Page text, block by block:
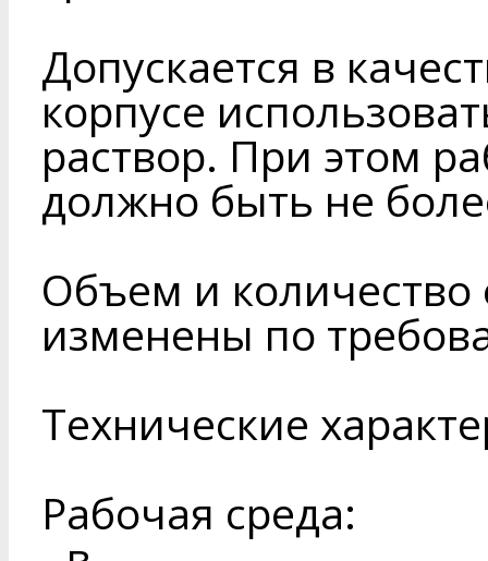
Допускается в
корпусе
раствор. При этом
должно быть не
Объем и количество
изменены по
Технические
Рабочая среда: